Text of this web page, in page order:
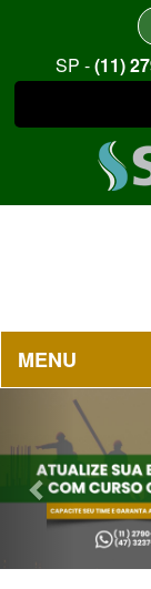
SP -(11)
MENU
Previous